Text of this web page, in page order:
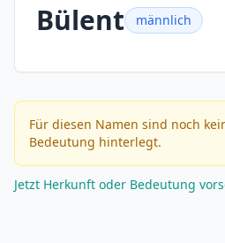
Bülent männlich
Für diesen Namen sind noch
Bedeutung hinterlegt.
Jetzt Herkunft oder Bedeutung